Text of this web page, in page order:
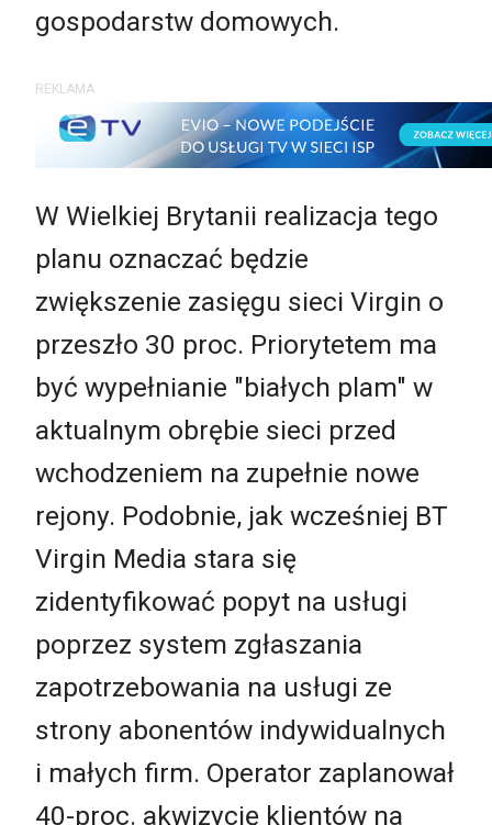
gospodarstw domowych.
REKLAMA
W Wielkiej Brytanii realizacja tego
planu oznaczać będzie
zwiększenie zasięgu sieci Virgin o
przeszło 30 proc. Priorytetem ma
być wypełnianie "białych plam" w
aktualnym obrębie sieci przed
wchodzeniem na zupełnie nowe
rejony. Podobnie, jak wcześniej BT
Virgin Media stara się
zidentyfikować popyt na usługi
poprzez system zgłaszania
zapotrzebowania na usługi ze
strony abonentów indywidualnych
i małych firm. Operator zaplanował
40-proc. akwizycję klientów na